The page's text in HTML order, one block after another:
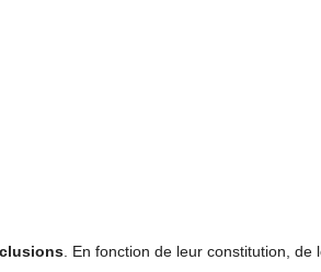
. En fonction de leur constitution,